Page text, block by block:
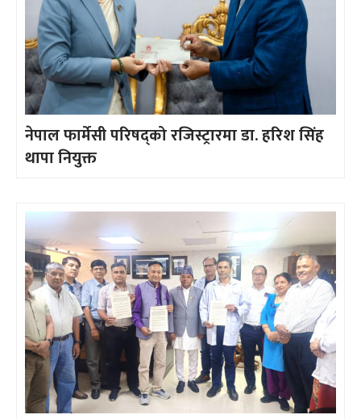
नेपाल फार्मेसी परिषद्को रजिस्ट्रारमा डा. हरिश सिंह
थापा नियुक्त